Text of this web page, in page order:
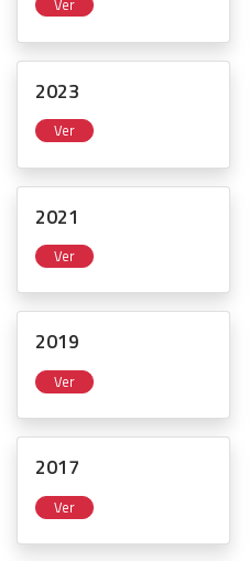
Ver
2023
Ver
2021
Ver
2019
Ver
2017
Ver